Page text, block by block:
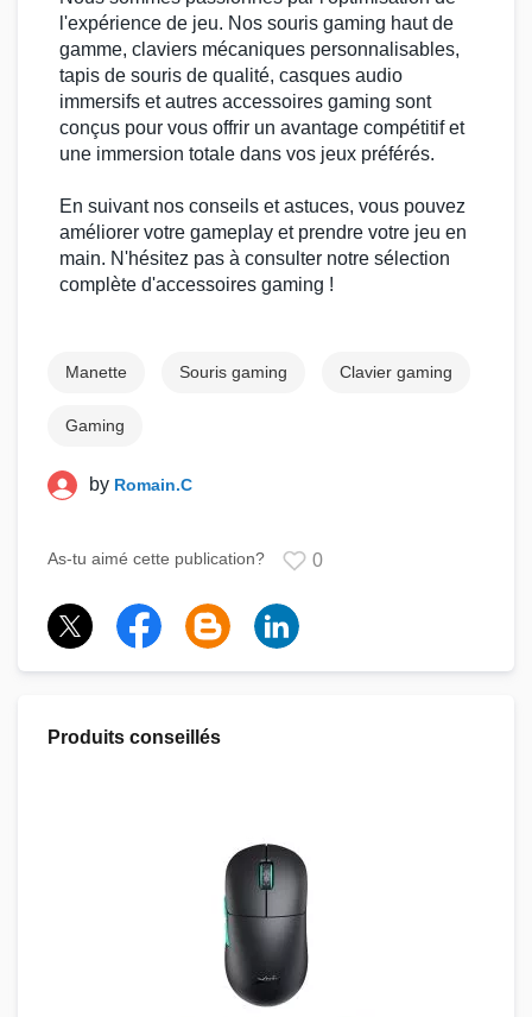
l'expérience de jeu. Nos souris gaming haut de
gamme, claviers mécaniques personnalisables,
tapis de souris de qualité, casques audio
immersifs et autres accessoires gaming sont
conçus pour vous offrir un avantage compétitif et
une immersion totale dans vos jeux préférés.
En suivant nos conseils et astuces, vous pouvez
améliorer votre gameplay et prendre votre jeu en
main. N'hésitez pas à consulter notre sélection
complète d'accessoires gaming !
Manette Souris gaming Clavier gaming
Gaming
by Romain.C
As-tu aimé cette publication? 0
Produits conseillés